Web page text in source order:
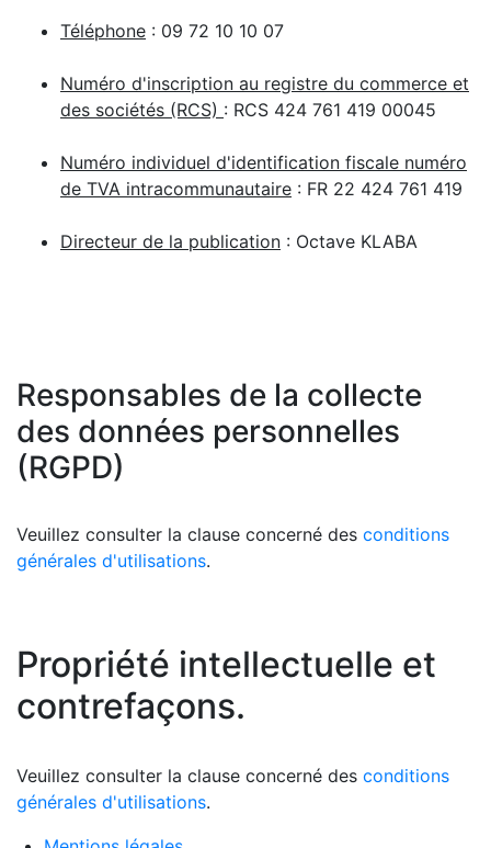
Téléphone : 09 72 10 10 07
Numéro d'inscription au registre du commerce et
des sociétés (RCS) : RCS 424 761 419 00045
Numéro individuel d'identification fiscale numéro
de TVA intracommunautaire : FR 22 424 761 419
Directeur de la publication : Octave KLABA
Responsables de la collecte
des données personnelles
(RGPD)
Veuillez consulter la clause concerné des conditions
générales d'utilisations.
Propriété intellectuelle et
contrefaçons.
Veuillez consulter la clause concerné des conditions
générales d'utilisations.